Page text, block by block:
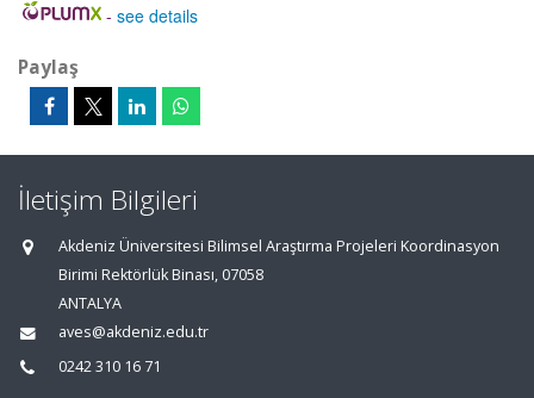
- see details
Paylaş
İletişim Bilgileri
Akdeniz Üniversitesi Bilimsel Araştırma Projeleri Koordinasyon
Birimi Rektörlük Binası, 07058
ANTALYA
aves@akdeniz.edu.tr
0242 310 16 71